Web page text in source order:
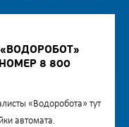
8 800
«Водоробота» тут
автомата.